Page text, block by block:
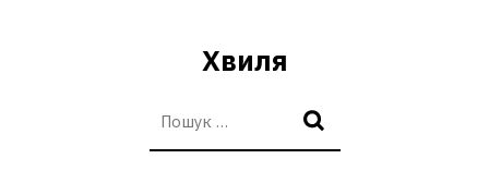
Хвиля